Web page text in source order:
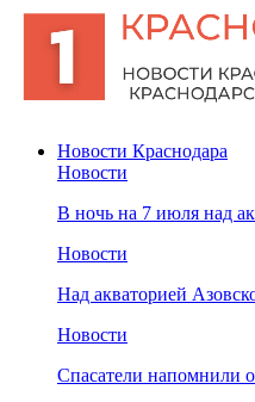
Новости Краснодара
Новости
В ночь на 7 июля над
Новости
Над акваторией
Новости
Спасатели напомнили